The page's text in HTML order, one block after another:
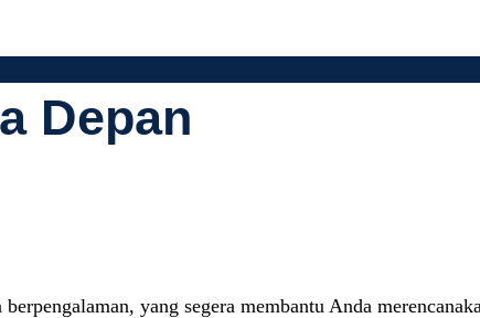
Arsitek
Depan
yang segera membantu Anda